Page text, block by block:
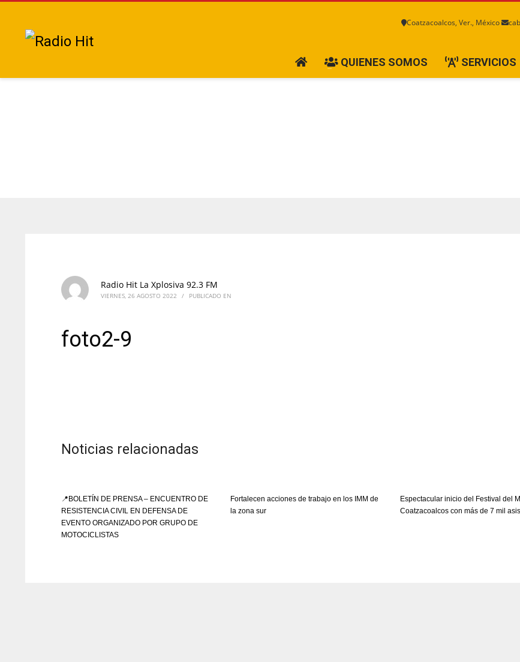
Coatzacoalcos, Ver., México
QUIENES SOMOS SERVICIOS
Radio Hit La Xplosiva 92.3 FM
VIERNES, 26 AGOSTO 2022 / PUBLICADO EN
foto2-9
Noticias relacionadas
📍BOLETÍN DE PRENSA – ENCUENTRO DE
RESISTENCIA CIVIL EN DEFENSA DE
EVENTO ORGANIZADO POR GRUPO DE
MOTOCICLISTAS
Fortalecen acciones de trabajo en los IMM de
la zona sur
Espectacular inicio del Festival del
Coatzacoalcos con más de 7 mil